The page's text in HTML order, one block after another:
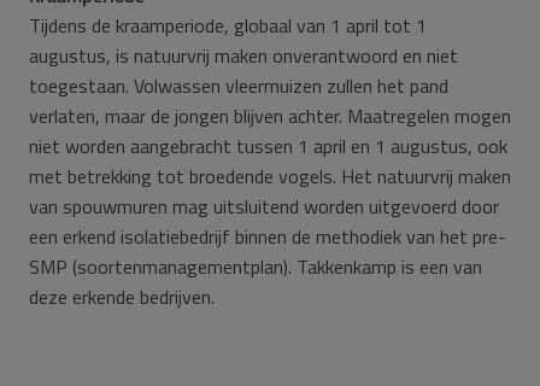
Tijdens de kraamperiode, globaal van 1 april tot 1
augustus, is natuurvrij maken onverantwoord en niet
toegestaan. Volwassen vleermuizen zullen het pand
verlaten, maar de jongen blijven achter. Maatregelen mogen
niet worden aangebracht tussen 1 april en 1 augustus, ook
met betrekking tot broedende vogels. Het natuurvrij maken
van spouwmuren mag uitsluitend worden uitgevoerd door
een erkend isolatiebedrijf binnen de methodiek van het pre-
SMP (soortenmanagementplan). Takkenkamp is een van
deze erkende bedrijven.